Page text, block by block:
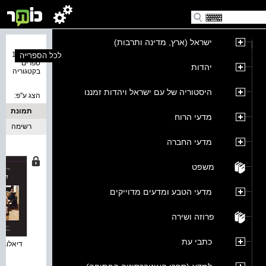
ישראל (ארץ, מדינה ותרבות)
יהדות
היסטוריה של עם ישראל ויהדות זמננו
מדעי הרוח
מדעי החברה
משפט
מדעי הטבע ומדעים מדוייקים
פרוזה ושירה
כתבי עת
נמצאו 18
ספרים
בקטגוריה
לכל הספרייה
הצג ע''פ:
תמונת
כריכה
רשימה